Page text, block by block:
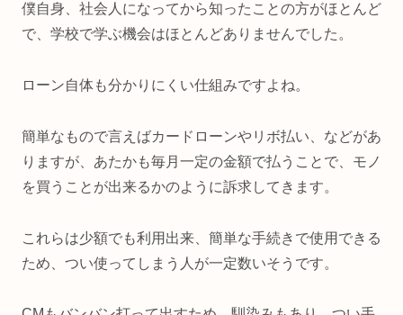
僕自身、社会人になってから知ったことの方がほとんど
で、学校で学ぶ機会はほとんどありませんでした。
ローン自体も分かりにくい仕組みですよね。
簡単なもので言えばカードローンやリボ払い、などがあ
りますが、あたかも毎月一定の金額で払うことで、モノ
を買うことが出来るかのように訴求してきます。
これらは少額でも利用出来、簡単な手続きで使用できる
ため、つい使ってしまう人が一定数いそうです。